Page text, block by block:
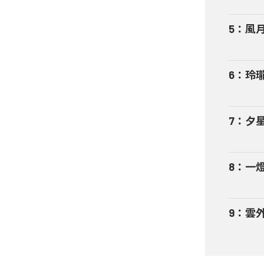
5 ： 風
6 ： 玲
7 ： 夕
8 ： 一
9 ： 雲